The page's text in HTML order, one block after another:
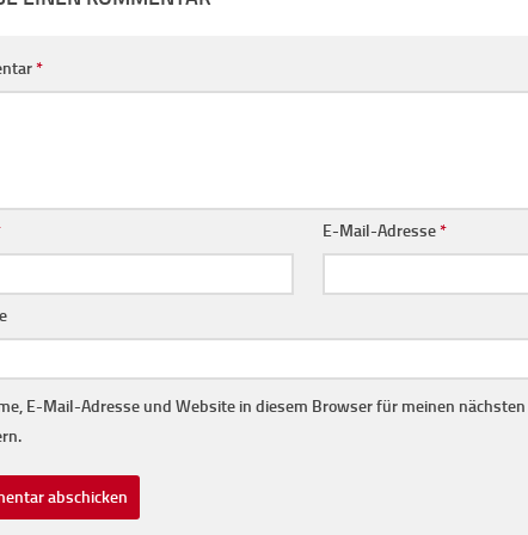
*
E-Mail-Adresse*
E-Mail-Adresse und Website in diesem Browser für meinen